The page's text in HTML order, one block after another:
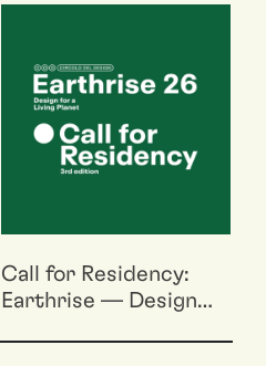
Call for Residency:
Earthrise — Design